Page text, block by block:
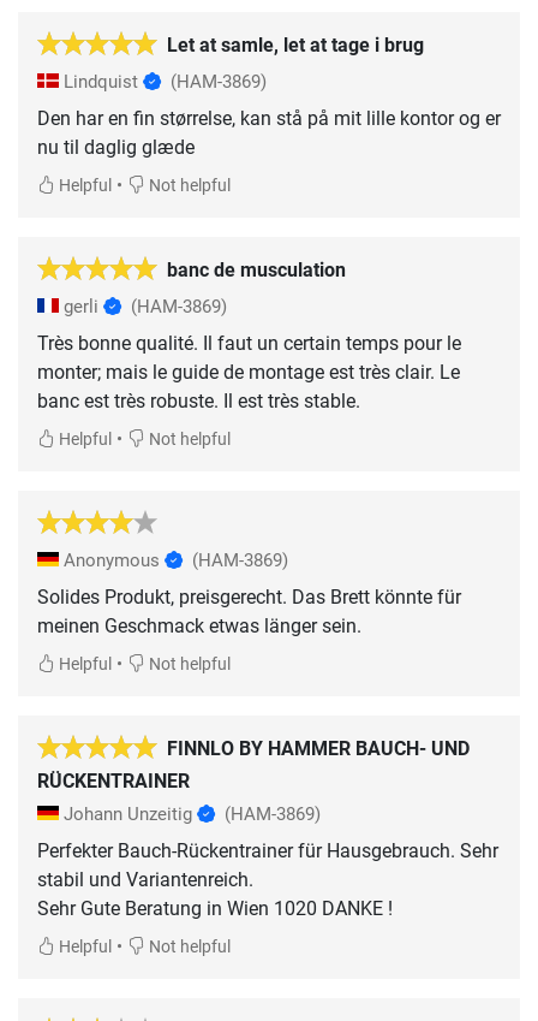
Let at samle, let at tage i brug
Lindquist (HAM-3869)
Den har en fin størrelse, kan stå på mit lille kontor og er
nu til daglig glæde
Helpful • Not helpful
banc de musculation
gerli (HAM-3869)
Très bonne qualité. Il faut un certain temps pour le
monter; mais le guide de montage est très clair. Le
banc est très robuste. Il est très stable.
Helpful • Not helpful
Anonymous (HAM-3869)
Solides Produkt, preisgerecht. Das Brett könnte für
meinen Geschmack etwas länger sein.
Helpful • Not helpful
FINNLO BY HAMMER BAUCH- UND
RÜCKENTRAINER
Johann Unzeitig (HAM-3869)
Perfekter Bauch-Rückentrainer für Hausgebrauch. Sehr
stabil und Variantenreich.
Sehr Gute Beratung in Wien 1020 DANKE !
Helpful • Not helpful